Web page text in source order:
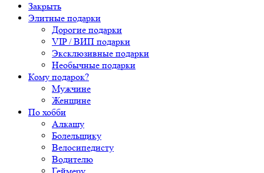
Закрыть
Элитные подарки
Дорогие подарки
VIP / ВИП подарки
Эксклюзивные подарки
Необычные подарки
Кому подарок?
Мужчине
Женщине
По хобби
Алкашу
Болельщику
Велосипедисту
Водителю